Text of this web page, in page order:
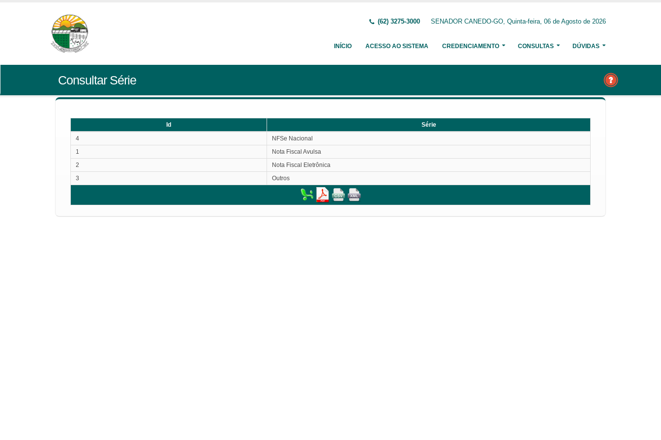
(62) 3275-3000 SENADOR CANEDO-GO, Quinta-feira, 06 de Agosto de 2026
INÍCIO ACESSO AO SISTEMA CREDENCIAMENTO CONSULTAS DÚVIDAS
Consultar Série
Id
Série
4
NFSe Nacional
1
Nota Fiscal Avulsa
2
Nota Fiscal Eletrônica
3
Outros